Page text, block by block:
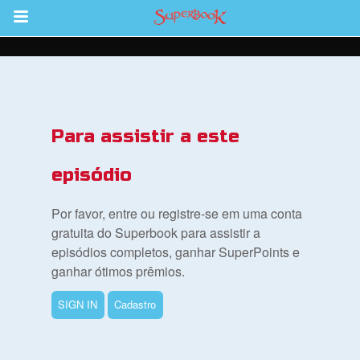
Return to Content
Para assistir a este
episódio
Por favor, entre ou registre-se em uma conta
gratuita do Superbook para assistir a
episódios completos, ganhar SuperPoints e
ganhar ótimos prêmios.
SIGN IN Cadastro